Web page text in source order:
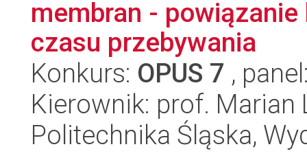
membran -
czasu przebywania
Konkurs: OPUS 7 ,
Kierownik: prof. Marian
Politechnika Śląska,